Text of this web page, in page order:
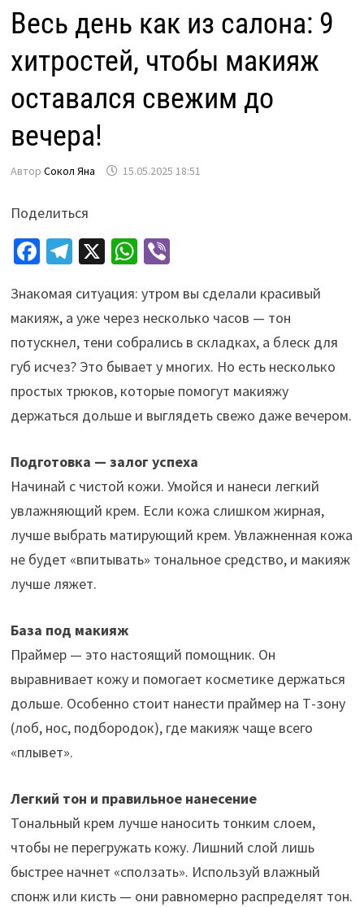
Весь день как из салона: 9
хитростей, чтобы макияж
оставался свежим до
вечера!
Автор Сокол Яна 15.05.2025 18:51
Поделиться
Fa
b
o
o
k
Te
gr
a
m
X W
at
sA
p
p
Vi
er
Знакомая ситуация: утром вы сделали красивый
макияж, а уже через несколько часов — тон
потускнел, тени собрались в складках, а блеск для
губ исчез? Это бывает у многих. Но есть несколько
простых трюков, которые помогут макияжу
держаться дольше и выглядеть свежо даже вечером.
Подготовка — залог успеха
Начинай с чистой кожи. Умойся и нанеси легкий
увлажняющий крем. Если кожа слишком жирная,
лучше выбрать матирующий крем. Увлажненная кожа
не будет «впитывать» тональное средство, и макияж
лучше ляжет.
База под макияж
Праймер — это настоящий помощник. Он
выравнивает кожу и помогает косметике держаться
дольше. Особенно стоит нанести праймер на Т-зону
(лоб, нос, подбородок), где макияж чаще всего
«плывет».
Легкий тон и правильное нанесение
Тональный крем лучше наносить тонким слоем,
чтобы не перегружать кожу. Лишний слой лишь
быстрее начнет «сползать». Используй влажный
спонж или кисть — они равномерно распределят тон.